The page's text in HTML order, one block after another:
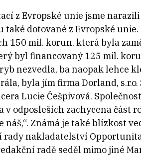
z Evropské unie jsme
dotované z Evropské unie.
150 mil. korun, která byla
byl financovaný 125 mil.
nezvedla, ba naopak lehce
byla jím firma Dorland,
Lucie Češpivová.
v odposleších zachycena část
Známá je také blízkost
rady nakladatelství
radě seděl mimo jiné